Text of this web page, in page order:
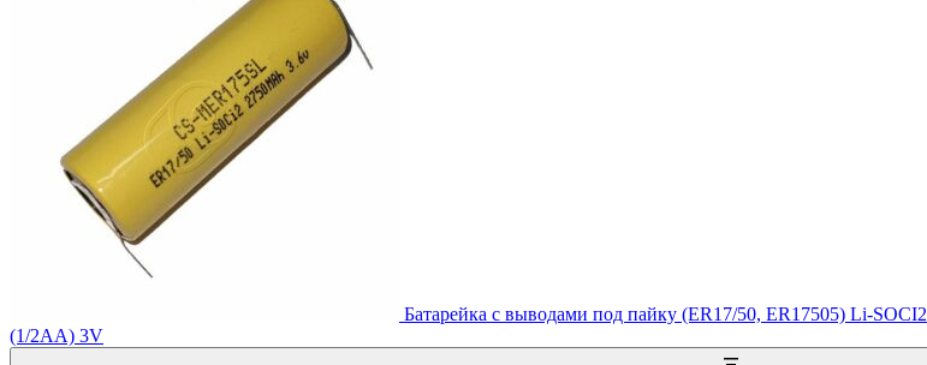
Батарейка с выводами под пайку (ER17/50, ER17505) Li-SOCI2
(1/2AA) 3V